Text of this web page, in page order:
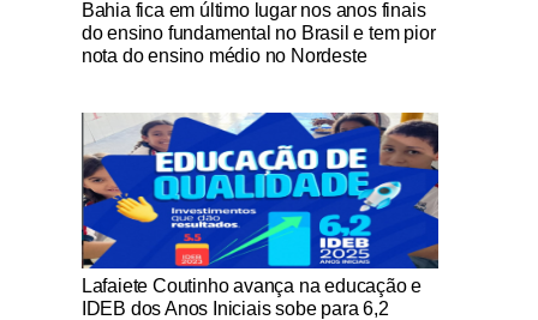
Bahia fica em último lugar nos anos finais
do ensino fundamental no Brasil e tem pior
nota do ensino médio no Nordeste
Notícias Católicas
Lafaiete Coutinho avança na educação e
IDEB dos Anos Iniciais sobe para 6,2